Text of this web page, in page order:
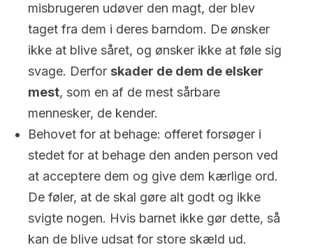
misbrugeren udøver den magt, der blev
taget fra dem i deres barndom. De ønsker
ikke at blive såret, og ønsker ikke at føle sig
svage. Derfor skader de dem de elsker
mest, som en af ​​de mest sårbare
mennesker, de kender.
Behovet for at behage: offeret forsøger i
stedet for at behage den anden person ved
at acceptere dem og give dem kærlige ord.
De føler, at de skal gøre alt godt og ikke
svigte nogen. Hvis barnet ikke gør dette, så
kan de blive udsat for store skæld ud.